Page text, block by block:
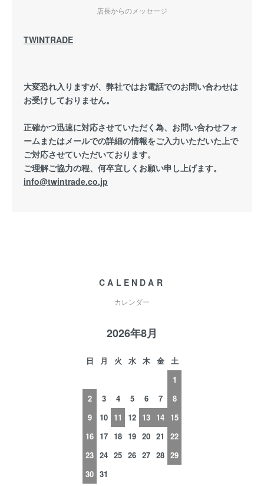
店長からのメッセージ
TWINTRADE
大変恐れ入りますが、弊社ではお電話でのお問い合わせは
お受けしておりません。
正確かつ迅速に対応させていただく為、お問い合わせフォ
ームまたはメールでの詳細の情報をご入力いただいた上で
ご対応させていただいております。
ご理解ご協力の程、何卒宜しくお願い申し上げます。
info@twintrade.co.jp
CALENDAR
カレンダー
2026年8月
日 月 火 水 木 金
土
1
2
3 4 5 6 7
8
9
10 11 12 13 14 15
16 17 18 19 20 21
22
23 24 25 26 27 28 29
30 31